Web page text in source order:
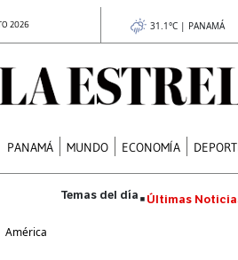
2026 31.1°C | PANAMÁ
PANAMÁ MUNDO ECONOMÍA
Últimas
América